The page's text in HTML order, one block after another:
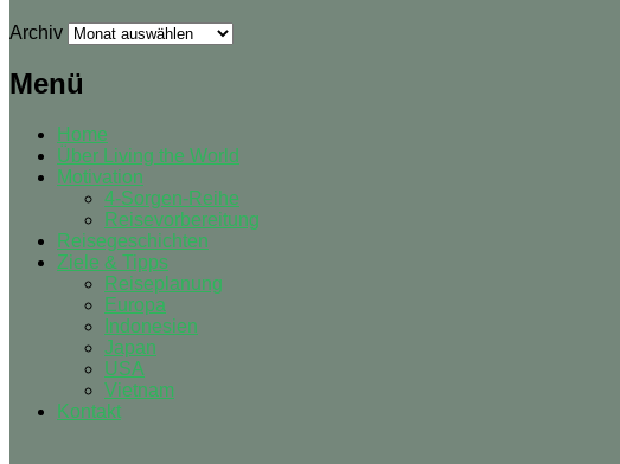
Archiv
Menü
Home
Über Living the World
Motivation
4-Sorgen-Reihe
Reisevorbereitung
Reisegeschichten
Ziele & Tipps
Reiseplanung
Europa
Indonesien
Japan
USA
Vietnam
Kontakt